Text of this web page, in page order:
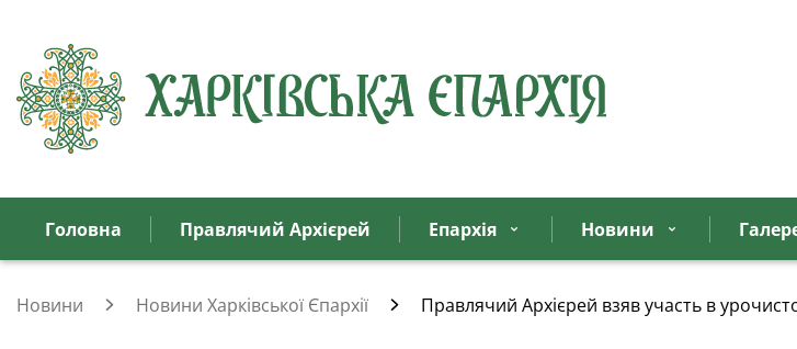
Головна Правлячий Архієрей Eпархiя Новини
Новини Новини Харківської Єпархії Правлячий Архієрей взяв участь в